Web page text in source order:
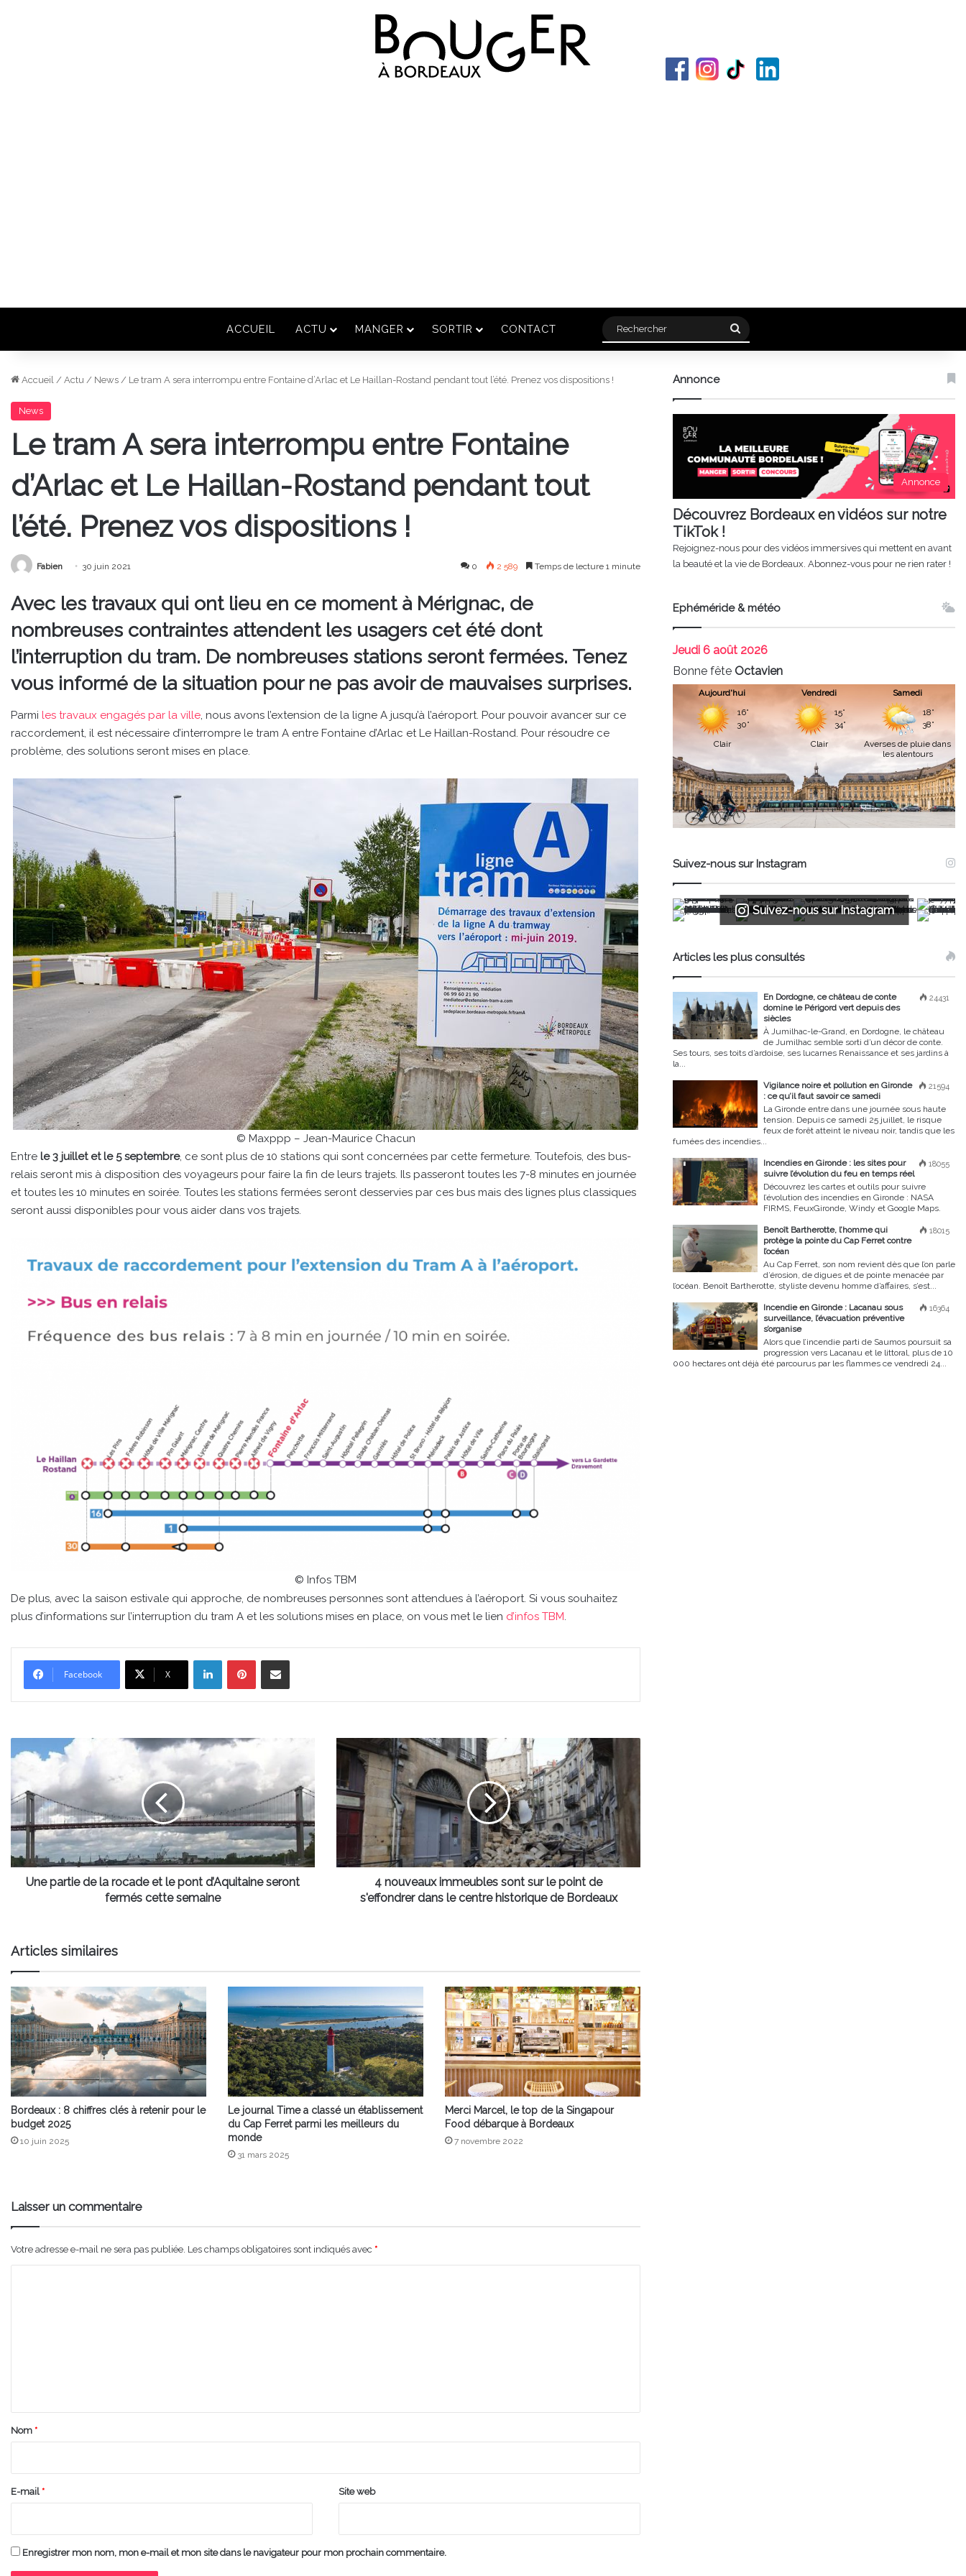
ACCUEIL ACTU MANGER SORTIR CONTACT Rechercher
Accueil / Actu / News / Le tram A sera interrompu entre Fontaine d’Arlac et Le Haillan-Rostand pendant tout l’été. Prenez vos dispositions !
News
Le tram A sera interrompu entre Fontaine
d’Arlac et Le Haillan-Rostand pendant tout
l’été. Prenez vos dispositions !
Fabien 30 juin 2021 0 2 589 Temps de lecture 1 minute
Avec les travaux qui ont lieu en ce moment à Mérignac, de
nombreuses contraintes attendent les usagers cet été dont
l’interruption du tram. De nombreuses stations seront fermées. Tenez
vous informé de la situation pour ne pas avoir de mauvaises surprises.
Parmi les travaux engagés par la ville, nous avons l’extension de la ligne A jusqu’à l’aéroport. Pour pouvoir avancer sur ce
raccordement, il est nécessaire d’interrompre le tram A entre Fontaine d’Arlac et Le Haillan-Rostand. Pour résoudre ce
problème, des solutions seront mises en place.
© Maxppp – Jean-Maurice Chacun
Entre le 3 juillet et le 5 septembre, ce sont plus de 10 stations qui sont concernées par cette fermeture. Toutefois, des bus-
relais seront mis à disposition des voyageurs pour faire la fin de leurs trajets. Ils passeront toutes les 7-8 minutes en journée
et toutes les 10 minutes en soirée. Toutes les stations fermées seront desservies par ces bus mais des lignes plus classiques
seront aussi disponibles pour vous aider dans vos trajets.
© Infos TBM
De plus, avec la saison estivale qui approche, de nombreuses personnes sont attendues à l’aéroport. Si vous souhaitez
plus d’informations sur l’interruption du tram A et les solutions mises en place, on vous met le lien d’infos TBM.
Facebook X
LinkedinPinterestPartager par email
partie
rocade
et
le
pont
d’Aquitaine
serontUne partie de la rocade et le pont d’Aquitaine seront
fermés cette semaine
4
nouveaux
immeubles
sont
sur
point
s'effondrer
4 nouveaux immeubles sont sur le point de
s'effondrer dans le centre historique de Bordeaux
Articles similaires
Bordeaux : 8 chiffres clés à retenir pour le
budget 2025
10 juin 2025
Le journal Time a classé un établissement
du Cap Ferret parmi les meilleurs du
monde
31 mars 2025
Merci Marcel, le top de la Singapour
Food débarque à Bordeaux
7 novembre 2022
Laisser un commentaire
Votre adresse e-mail ne sera pas publiée. Les champs obligatoires sont indiqués avec *
a
e
Nom *
E-mail * Site web
Enregistrer mon nom, mon e-mail et mon site dans le navigateur pour mon prochain commentaire.
Annonce
Annonce
Découvrez Bordeaux en vidéos sur notre
TikTok !
Rejoignez-nous pour des vidéos immersives qui mettent en avant
la beauté et la vie de Bordeaux. Abonnez-vous pour ne rien rater !
Ephéméride & météo
Jeudi 6 août 2026
Bonne fête Octavien
Aujourd'hui
16°
30°
Clair
Vendredi
15°
34°
Clair
Samedi
18°
38°
Averses de pluie dans
les alentours
Suivez-nous sur Instagram
Suivez-nous sur Instagram
Articles les plus consultés
24431
En Dordogne, ce château de conte
domine le Périgord vert depuis des
siècles
À Jumilhac-le-Grand, en Dordogne, le château
de Jumilhac semble sorti d’un décor de conte.
Ses tours, ses toits d’ardoise, ses lucarnes Renaissance et ses jardins à
la...
21594
Vigilance noire et pollution en Gironde
: ce qu’il faut savoir ce samedi
La Gironde entre dans une journée sous haute
tension. Depuis ce samedi 25 juillet, le risque
feux de forêt atteint le niveau noir, tandis que les
fumées des incendies...
18055
Incendies en Gironde : les sites pour
suivre l’évolution du feu en temps réel
Découvrez les cartes et outils pour suivre
l’évolution des incendies en Gironde : NASA
FIRMS, FeuxGironde, Windy et Google Maps.
18015
Benoît Bartherotte, l’homme qui
protège la pointe du Cap Ferret contre
l’océan
Au Cap Ferret, son nom revient dès que l’on parle
d’érosion, de digues et de pointe menacée par
l’océan. Benoît Bartherotte, styliste devenu homme d’affaires, s’est...
16364
Incendie en Gironde : Lacanau sous
surveillance, l’évacuation préventive
s’organise
Alors que l’incendie parti de Saumos poursuit sa
progression vers Lacanau et le littoral, plus de 10
000 hectares ont déjà été parcourus par les flammes ce vendredi 24...